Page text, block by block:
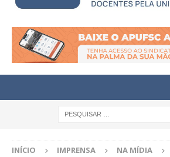
INÍCIO IMPRENSA NA MÍDIA